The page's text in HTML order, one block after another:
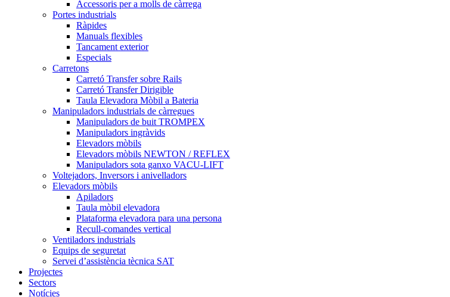
Accessoris per a molls de càrrega
Portes industrials
Ràpides
Manuals flexibles
Tancament exterior
Especials
Carretons
Carretó Transfer sobre Rails
Carretó Transfer Dirigible
Taula Elevadora Mòbil a Bateria
Manipuladors industrials de càrregues
Manipuladors de buit TROMPEX
Manipuladors ingràvids
Elevadors mòbils
Elevadors mòbils NEWTON / REFLEX
Manipuladors sota ganxo VACU-LIFT
Voltejadors, Inversors i anivelladors
Elevadors mòbils
Apiladors
Taula mòbil elevadora
Plataforma elevadora para una persona
Recull-comandes vertical
Ventiladors industrials
Equips de seguretat
Servei d’assistència tècnica SAT
Projectes
Sectors
Notícies